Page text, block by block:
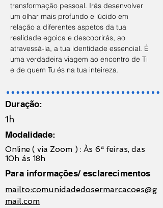
transformação pessoal. Irás desenvolver
um olhar mais profundo e lúcido em
relação a diferentes aspetos da tua
realidade egoica e descobrirás, ao
atravessá-la, a tua identidade essencial. É
uma verdadeira viagem ao encontro de Ti
e de quem Tu és na tua inteireza.
Duração:
1h
Modalidade:
Online ( via Zoom ) : Às 6ª feiras, das
10h ás 18h
Para informações/ esclarecimentos
mailto:comunidadedosermarcacoes@g
mail.com